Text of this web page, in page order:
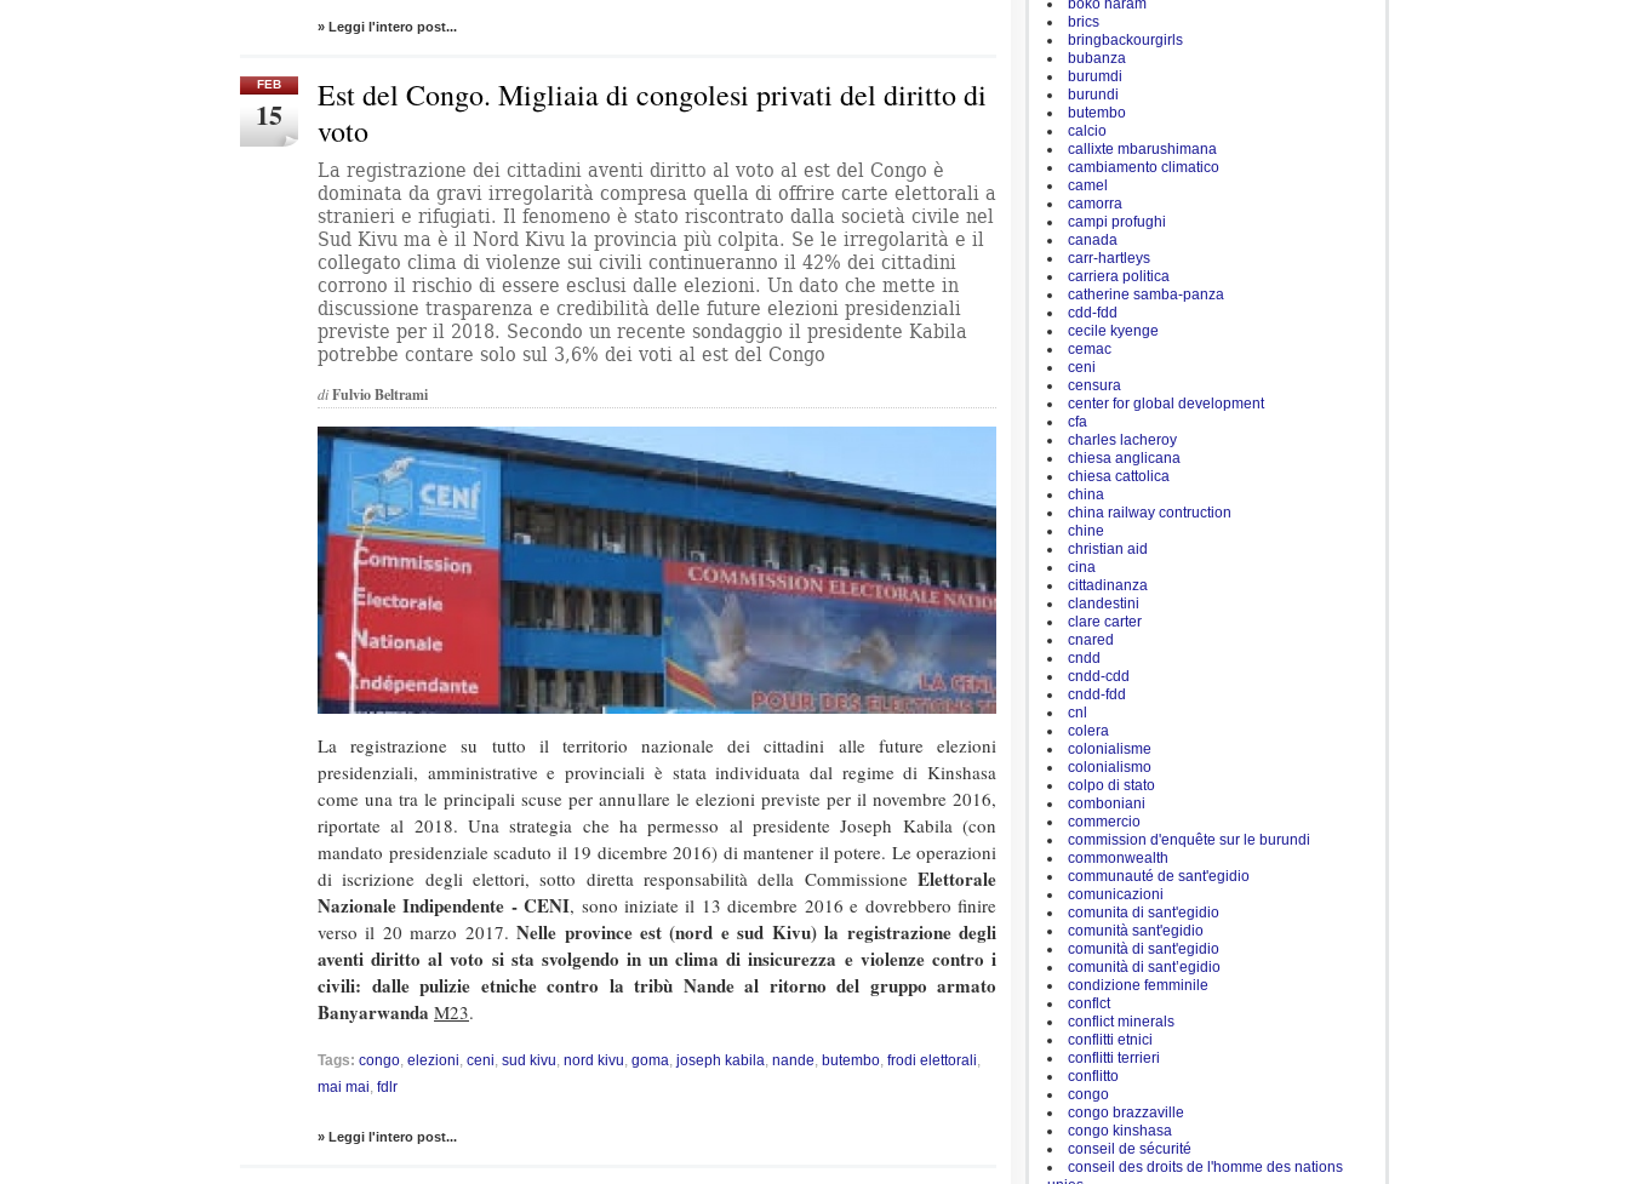
boko haram
brics
bringbackourgirls
bubanza
burumdi
burundi
butembo
calcio
callixte mbarushimana
cambiamento climatico
camel
camorra
campi profughi
canada
carr-hartleys
carriera politica
catherine samba-panza
cdd-fdd
cecile kyenge
cemac
ceni
censura
center for global development
cfa
charles lacheroy
chiesa anglicana
chiesa cattolica
china
china railway contruction
chine
christian aid
cina
cittadinanza
clandestini
clare carter
cnared
cndd
cndd-cdd
cndd-fdd
cnl
colera
colonialisme
colonialismo
colpo di stato
comboniani
commercio
commission d'enquête sur le burundi
commonwealth
communauté de sant'egidio
comunicazioni
comunita di sant'egidio
comunità sant'egidio
comunità di sant'egidio
comunità di sant’egidio
condizione femminile
conflct
conflict minerals
conflitti etnici
conflitti terrieri
conflitto
congo
congo brazzaville
congo kinshasa
conseil de sécurité
conseil des droits de l'homme des nations
» Leggi l'intero post...
FEB
15
Est del Congo. Migliaia di congolesi privati del diritto di
voto
La registrazione dei cittadini aventi diritto al voto al est del Congo è
dominata da gravi irregolarità compresa quella di offrire carte elettorali a
stranieri e rifugiati. Il fenomeno è stato riscontrato dalla società civile nel
Sud Kivu ma è il Nord Kivu la provincia più colpita. Se le irregolarità e il
collegato clima di violenze sui civili continueranno il 42% dei cittadini
corrono il rischio di essere esclusi dalle elezioni. Un dato che mette in
discussione trasparenza e credibilità delle future elezioni presidenziali
previste per il 2018. Secondo un recente sondaggio il presidente Kabila
potrebbe contare solo sul 3,6% dei voti al est del Congo
diFulvio Beltrami
La registrazione su tutto il territorio nazionale dei cittadini alle future elezioni
presidenziali, amministrative e provinciali è stata individuata dal regime di Kinshasa
come una tra le principali scuse per annullare le elezioni previste per il novembre 2016,
riportate al 2018. Una strategia che ha permesso al presidente Joseph Kabila (con
mandato presidenziale scaduto il 19 dicembre 2016) di mantener il potere. Le operazioni
di iscrizione degli elettori, sotto diretta responsabilità della Commissione Elettorale
Nazionale Indipendente - CENI, sono iniziate il 13 dicembre 2016 e dovrebbero finire
verso il 20 marzo 2017.Nelle province est (nord e sud Kivu) la registrazione degli
aventi diritto al voto si sta svolgendo in un clima di insicurezza e violenze contro i
civili: dalle pulizie etniche contro la tribù Nande al ritorno del gruppo armato
Banyarwanda M23.
Tags: congo, elezioni, ceni, sud kivu, nord kivu, goma, joseph kabila, nande, butembo, frodi elettorali,
mai mai, fdlr
» Leggi l'intero post...